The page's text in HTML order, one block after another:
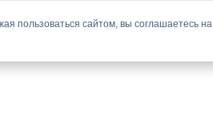
лечения и не заменяет прием врача.
характер.
пользоваться сайтом, вы соглашаетесь на